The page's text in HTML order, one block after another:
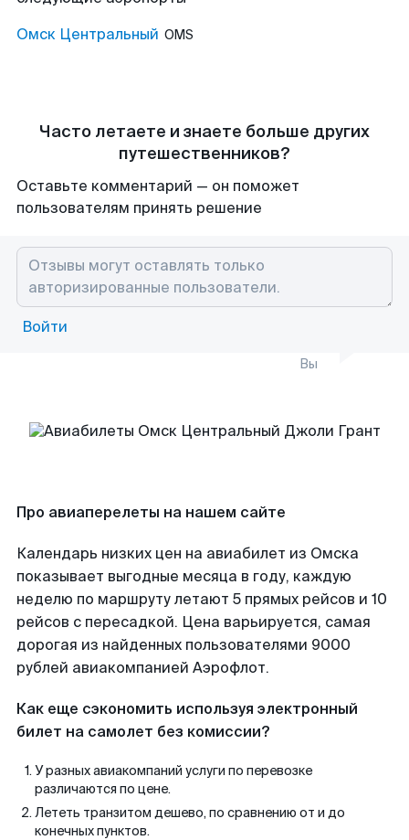
Омск Центральный OMS
Часто летаете и знаете больше других
путешественников?
Оставьте комментарий — он поможет
пользователям принять решение
Войти
Вы
Про авиаперелеты на нашем сайте
Календарь низких цен на авиабилет из Омска
показывает выгодные месяца в году, каждую
неделю по маршруту летают 5 прямых рейсов и 10
рейсов с пересадкой. Цена варьируется, самая
дорогая из найденных пользователями 9000
рублей авиакомпанией Аэрофлот.
Как еще сэкономить используя электронный
билет на самолет без комиссии?
У разных авиакомпаний услуги по перевозке
различаются по цене.
Лететь транзитом дешево, по сравнению от и до
конечных пунктов.